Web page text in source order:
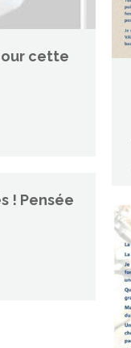
cette
! Pensée